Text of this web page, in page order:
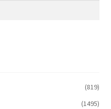
(819)
(1495)